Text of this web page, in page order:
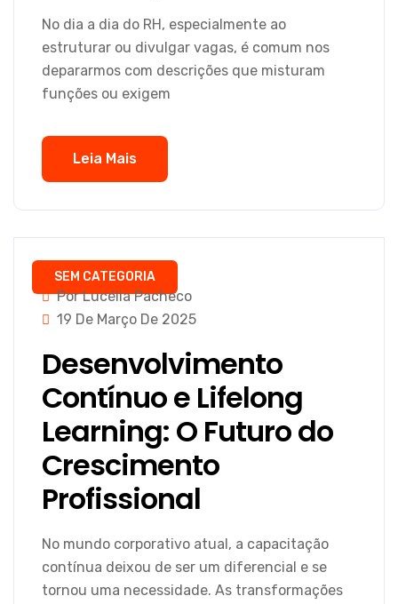
No dia a dia do RH, especialmente ao
estruturar ou divulgar vagas, é comum nos
depararmos com descrições que misturam
funções ou exigem
Leia Mais
SEM CATEGORIA
Por Lucélia Pacheco
19 De Março De 2025
Desenvolvimento
Contínuo e Lifelong
Learning: O Futuro do
Crescimento
Profissional
No mundo corporativo atual, a capacitação
contínua deixou de ser um diferencial e se
tornou uma necessidade. As transformações